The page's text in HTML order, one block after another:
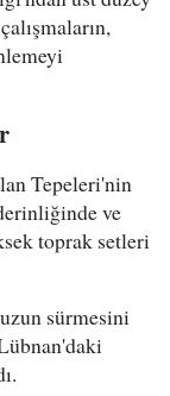
Tepeleri'nin
ve
toprak setleri
sürmesini